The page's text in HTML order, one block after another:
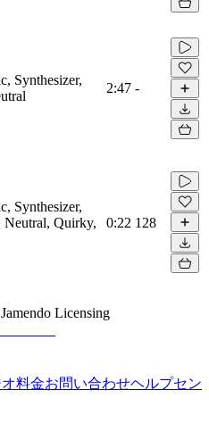
Synthesizer,
2:47 -
Synthesizer,
Neutral, Quirky,
0:22 128
Jamendo Licensing
料金お問い合わせヘルプセン